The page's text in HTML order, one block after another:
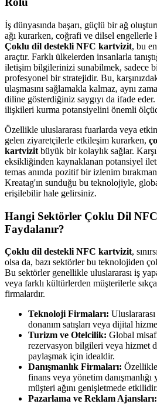
İş dünyasında başarı, güçlü bir ağ
ağı kurarken, coğrafi ve dilsel engellerle
Çoklu dil destekli NFC kartvizit, bu
araçtır. Farklı ülkelerden insanlarla
iletişim bilgilerinizi sunabilmek, sadece
profesyonel bir stratejidir. Bu,
ulaşmasını sağlamakla kalmaz, aynı
diline gösterdiğiniz saygıyı da ifade
ilişkileri kurma potansiyelini önemli
Özellikle uluslararası fuarlarda veya
gelen ziyaretçilerle etkileşim kurarken,
kartvizit büyük bir kolaylık sağlar.
eksikliğinden kaynaklanan potansiyel
temas anında pozitif bir izlenim
Kreatag'ın sunduğu bu teknolojiyle,
erişilebilir hale gelirsiniz.
Hangi Sektörler Çoklu Dil
Faydalanır?
Çoklu dil destekli NFC kartvizit,
olsa da, bazı sektörler bu teknolojiden
Bu sektörler genellikle uluslararası iş
veya farklı kültürlerden müşterilerle
firmalardır.
Teknoloji Firmaları:
donanım satışları veya dijital
Turizm ve Otelcilik: Global
rezervasyon bilgileri veya hizmet
paylaşmak için idealdir.
Danışmanlık Firmaları:
finans veya yönetim
müşteri ağını genişletmede etkilidir.
Pazarlama ve Reklam Ajansları: